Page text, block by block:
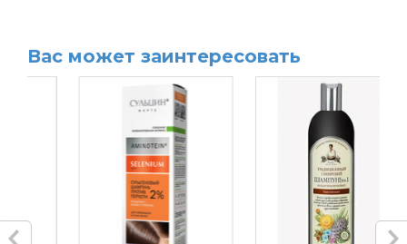
Вас может заинтересовать